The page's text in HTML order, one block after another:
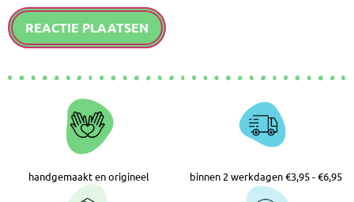
handgemaakt en origineel binnen 2 werkdagen €3,95 - €6,95